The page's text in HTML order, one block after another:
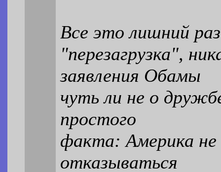
Все это лишний
"перезагрузка",
заявления Обамы
чуть ли не о
простого
факта: Америка не
отказываться